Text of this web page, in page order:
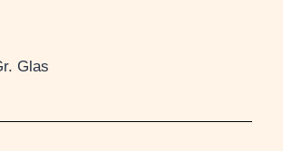
Glas